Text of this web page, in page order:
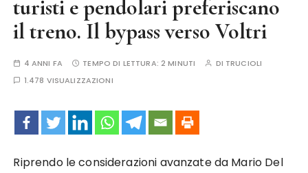
turisti e pendolari preferiscano
il treno. Il bypass verso Voltri
4 ANNI FA TEMPO DI LETTURA:2 MINUTI DI TRUCIOLI
1.478 VISUALIZZAZIONI
Riprendo le considerazioni avanzate da Mario Del